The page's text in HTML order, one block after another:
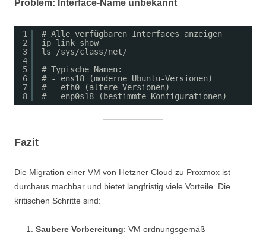
Problem: Interface-Name unbekannt
1
2
3
4
5
6
7
8
# Alle verfügbaren Interfaces anzeigen
ip link show
ls /sys/class/net/
# Typische Namen:
# - ens18 (moderne Ubuntu-Versionen)
# - eth0 (ältere Versionen)
# - enp0s18 (bestimmte Konfigurationen)
Fazit
Die Migration einer VM von Hetzner Cloud zu Proxmox ist
durchaus machbar und bietet langfristig viele Vorteile. Die
kritischen Schritte sind:
Saubere Vorbereitung: VM ordnungsgemäß